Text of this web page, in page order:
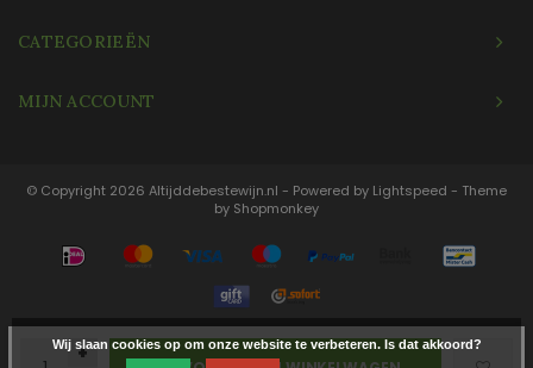
+
CATEGORIEËN
MIJN ACCOUNT
© Copyright 2026 Altijddebestewijn.nl - Powered by Lightspeed - Theme
by Shopmonkey
Wij slaan cookies op om onze website te verbeteren. Is dat akkoord?